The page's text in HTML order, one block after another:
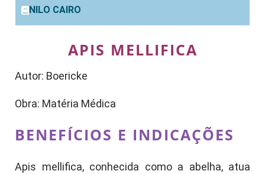
NILO CAIRO
APIS MELLIFICA
Autor: Boericke
Obra: Matéria Médica
BENEFÍCIOS E INDICAÇÕES
Apis mellifica, conhecida como a abelha, atua